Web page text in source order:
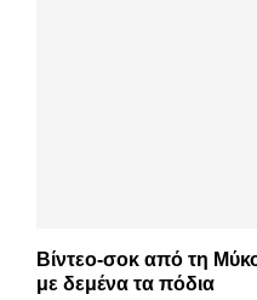
Βίντεο-σοκ από τη
με δεμένα τα πόδια